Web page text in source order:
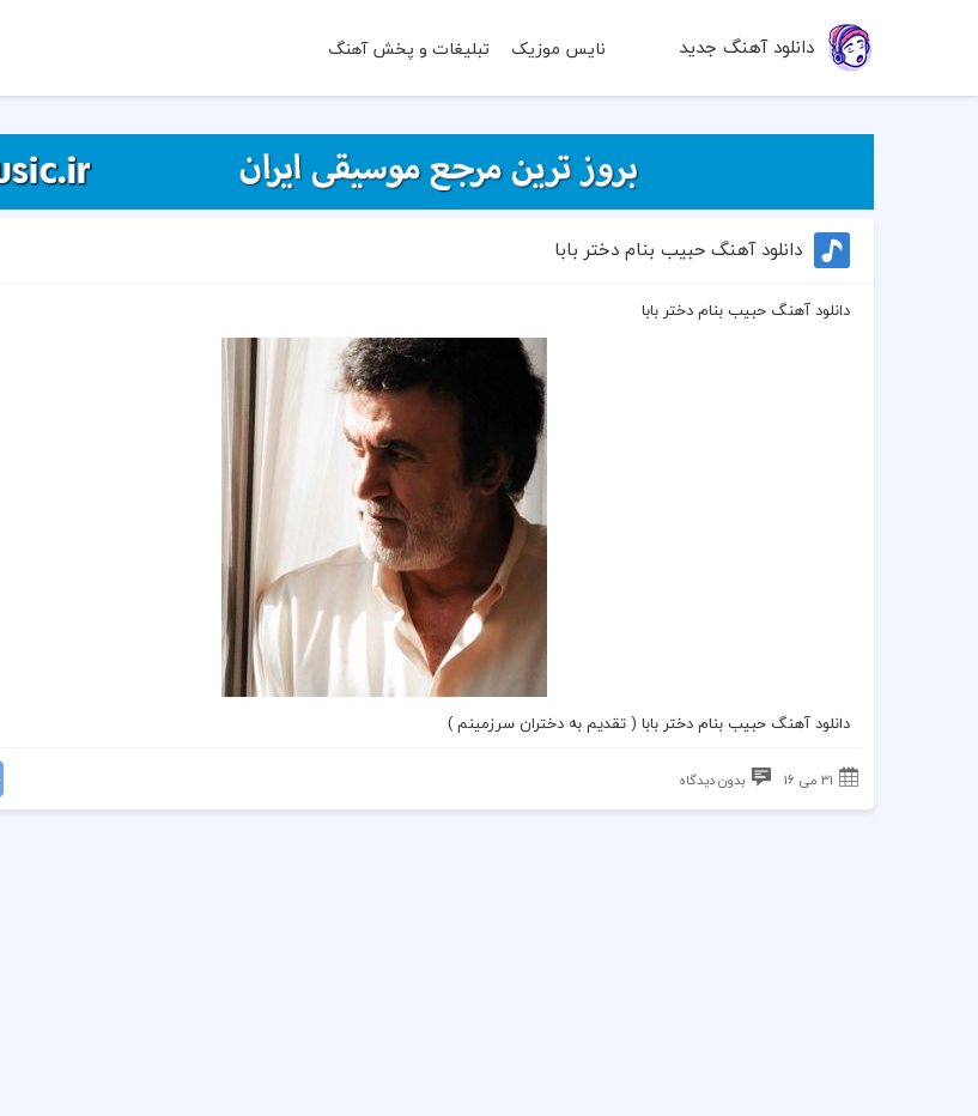
دانلود آهنگ جدید نایس موزیک تبلیغات و پخش آهنگ
دانلود آهنگ حبیب بنام دختر بابا
دانلود آهنگ حبیب بنام دختر بابا
دانلود آهنگ حبیب بنام دختر بابا ( تقدیم به دختران سرزمینم )
31 می 16 بدون دیدگاه